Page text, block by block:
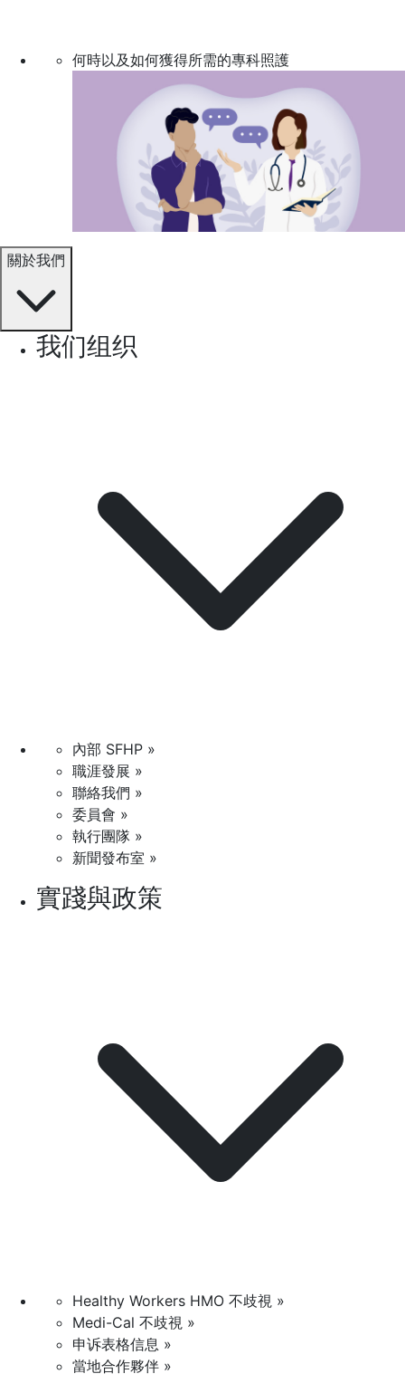
何時以及如何獲得所需的專科照護
關於我們
我们组织
內部 SFHP »
職涯發展 »
聯絡我們 »
委員會 »
執行團隊 »
新聞發布室 »
實踐與政策
Healthy Workers HMO 不歧視 »
Medi-Cal 不歧視 »
申诉表格信息 »
當地合作夥伴 »